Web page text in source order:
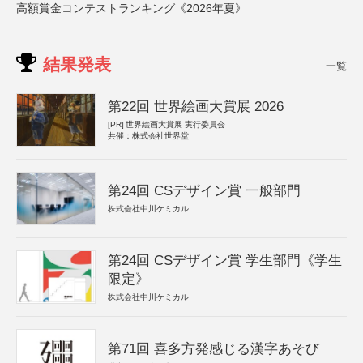
高額賞金コンテストランキング《2026年夏》
結果発表 一覧
第22回 世界絵画大賞展 2026
[PR] 世界絵画大賞展 実行委員会
共催：株式会社世界堂
第24回 CSデザイン賞 一般部門
株式会社中川ケミカル
第24回 CSデザイン賞 学生部門《学生
限定》
株式会社中川ケミカル
第71回 喜多方発感じる漢字あそび